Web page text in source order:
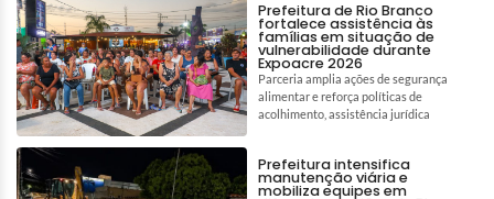
Prefeitura de Rio Branco
fortalece assistência às
famílias em situação de
vulnerabilidade durante
Expoacre 2026
Parceria amplia ações de segurança
alimentar e reforça políticas de
acolhimento, assistência jurídica
Prefeitura intensifica
manutenção viária e
mobiliza equipes em